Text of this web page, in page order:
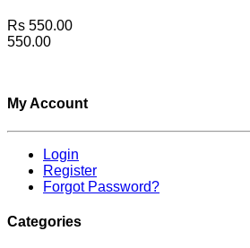
Rs 550.00
550.00
My Account
Login
Register
Forgot Password?
Categories